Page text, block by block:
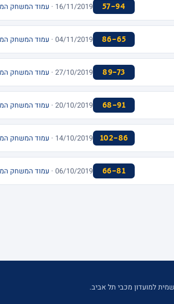
57-94
16/11/2019 · עמוד המשחק
86-65
04/11/2019 · עמוד המשחק
89-73
27/10/2019 · עמוד המשחק
68-91
20/10/2019 · עמוד המשחק
102-86
14/10/2019 · עמוד המשחק
66-81
06/10/2019 · עמוד המשחק